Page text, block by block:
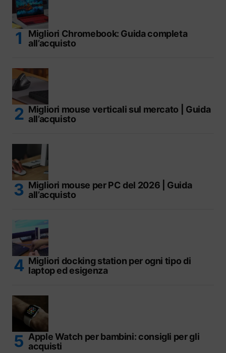
Migliori Chromebook: Guida completa
all’acquisto
Migliori mouse verticali sul mercato | Guida
all’acquisto
Migliori mouse per PC del 2026 | Guida
all’acquisto
Migliori docking station per ogni tipo di
laptop ed esigenza
Apple Watch per bambini: consigli per gli
acquisti